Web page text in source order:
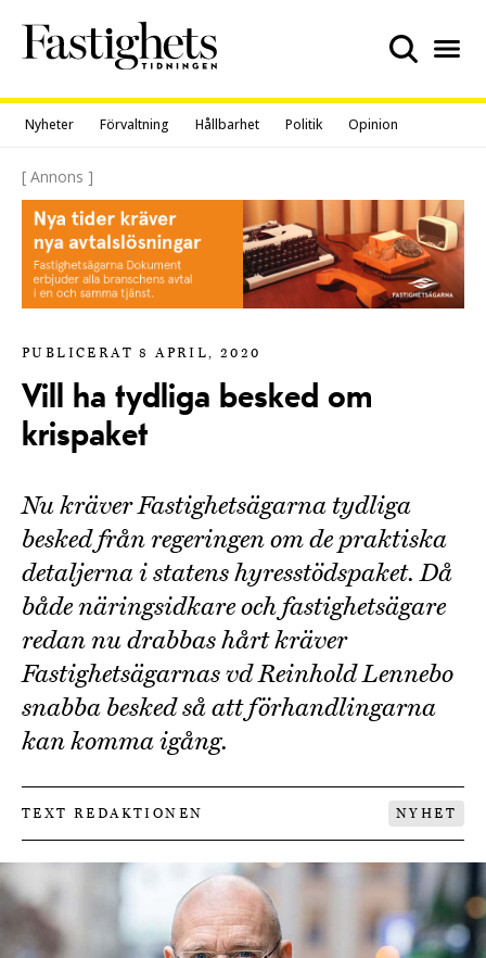
content
Nyheter Förvaltning Hållbarhet Politik Opinion
[ Annons ]
PUBLICERAT 8 APRIL, 2020
Vill ha tydliga besked om
krispaket
Nu kräver Fastighetsägarna tydliga
besked från regeringen om de praktiska
detaljerna i statens hyresstödspaket. Då
både näringsidkare och fastighetsägare
redan nu drabbas hårt kräver
Fastighetsägarnas vd Reinhold Lennebo
snabba besked så att förhandlingarna
kan komma igång.
TEXT REDAKTIONEN NYHET